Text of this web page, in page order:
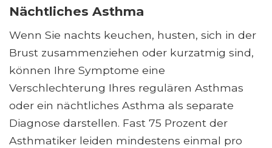
Nächtliches Asthma
Wenn Sie nachts keuchen, husten, sich in der
Brust zusammenziehen oder kurzatmig sind,
können Ihre Symptome eine
Verschlechterung Ihres regulären Asthmas
oder ein nächtliches Asthma als separate
Diagnose darstellen. Fast 75 Prozent der
Asthmatiker leiden mindestens einmal pro